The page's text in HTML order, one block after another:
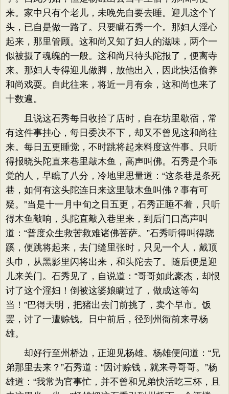
来。家中只有个老儿，未晚先自要去睡。迎儿这个丫
头，已自是做一路了。只要瞒石秀一个。那妇人淫心
起来，那里管顾。这和尚又知了妇人的滋味，两个一
似被摄了魂魄的一般。这和尚只待头陀报了，便离寺
来。那妇人专得迎儿做脚，放他出入，因此快活偷养
和尚戏耍。自此往来，将近一月有余，这和尚也来了
十数遍。
且说这石秀每日收拾了店时，自在坊里歇宿，常
有这件事挂心，每日委决不下，却又不曾见这和尚往
来。每日五更睡觉，不时跳将起来料度这件事。只听
得报晓头陀直来巷里敲木鱼，高声叫佛。石秀是个乖
觉的人，早瞧了八分，冷地里思量道：“这条巷是条死
巷，如何有这头陀连日来这里敲木鱼叫佛？事有可
疑。”当是十一月中旬之日五更，石秀正睡不着，只听
得木鱼敲响，头陀直敲入巷里来，到后门口高声叫
道：“普度众生救苦救难诸佛菩萨。”石秀听得叫得跷
蹊，便跳将起来，去门缝里张时，只见一个人，戴顶
头巾，从黑影里闪将出来，和头陀去了。随后便是迎
儿来关门。石秀见了，自说道：“哥哥如此豪杰，却恨
讨了这个淫妇！倒被这婆娘瞒过了，做成这等勾
当！”巴得天明，把猪出去门前挑了，卖个早市。饭
罢，讨了一遭赊钱。日中前后，径到州衙前来寻杨
雄。
却好行至州桥边，正迎见杨雄。杨雄便问道：“兄
弟那里去来？”石秀道：“因讨赊钱，就来寻哥哥。”杨
雄道：“我常为官事忙，并不曾和兄弟快活吃三杯，且